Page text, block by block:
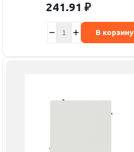
241.91 ₽
В корзину